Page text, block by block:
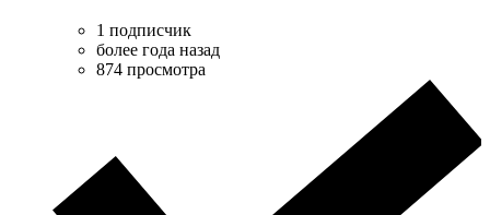
1 подписчик
более года назад
874 просмотра